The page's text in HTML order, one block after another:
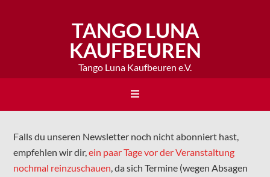
TANGO LUNA
KAUFBEUREN
Tango Luna Kaufbeuren e.V.
Falls du unseren Newsletter noch nicht abonniert hast,
empfehlen wir dir,ein paar Tage vor der Veranstaltung
nochmal reinzuschauen, da sich Termine (wegen Absagen